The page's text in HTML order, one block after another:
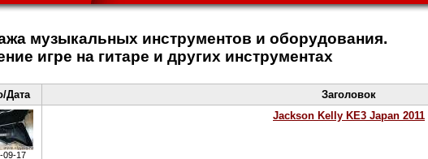
музыкальных инструментов и оборудования.
игре на гитаре и других инструментах
Дата Заголовок
09-17
Jackson Kelly KE3 Japan 2011